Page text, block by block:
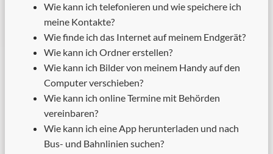
Wie kann ich telefonieren und wie speichere ich
meine Kontakte?
Wie finde ich das Internet auf meinem Endgerät?
Wie kann ich Ordner erstellen?
Wie kann ich Bilder von meinem Handy auf den
Computer verschieben?
Wie kann ich online Termine mit Behörden
vereinbaren?
Wie kann ich eine App herunterladen und nach
Bus- und Bahnlinien suchen?